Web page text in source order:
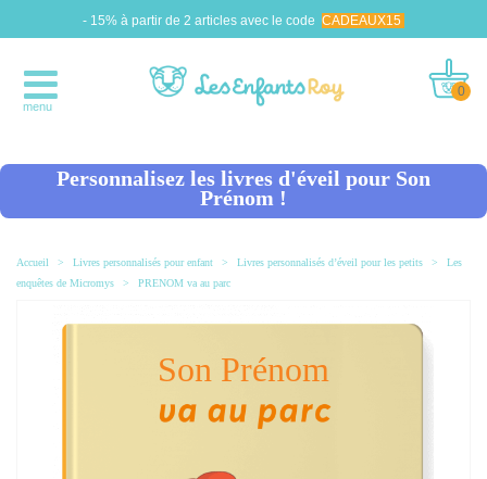
- 15% à partir de 2 articles avec le code CADEAUX15
menu
0
Personnalisez les livres d'éveil pour Son
Prénom !
Accueil > Livres personnalisés pour enfant > Livres personnalisés d’éveil pour les petits >
Les
enquêtes de Micromys
> PRENOM va au parc
Son Prénom